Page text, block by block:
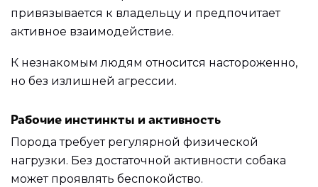
привязывается к владельцу и предпочитает
активное взаимодействие.
К незнакомым людям относится настороженно,
но без излишней агрессии.
Рабочие инстинкты и активность
Порода требует регулярной физической
нагрузки. Без достаточной активности собака
может проявлять беспокойство.